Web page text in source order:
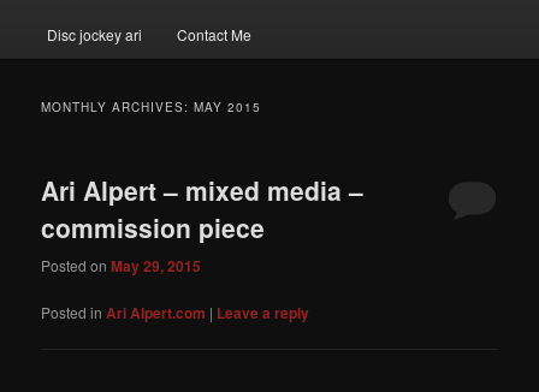
Disc jockey ari Contact Me
MONTHLY ARCHIVES:MAY 2015
Ari Alpert – mixed media –
commission piece
Posted onMay 29, 2015
Posted in Ari Alpert.com | Leave a reply